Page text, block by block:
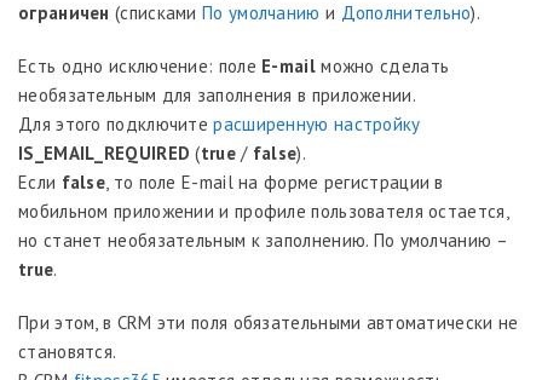
ограничен (спискамиПо умолчанию и Дополнительно).
Есть одно исключение: поле E-mailможно сделать
необязательным для заполнения в приложении.
Для этого подключитерасширенную настройку
IS_EMAIL_REQUIRED (true/ false).
Если false, то поле E-mail на форме регистрации в
мобильном приложении и профиле пользователя остается,
но станет необязательным к заполнению. По умолчанию –
true.
При этом, в CRM эти поля обязательными автоматически не
становятся.